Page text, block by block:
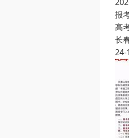
报
高
长
24-